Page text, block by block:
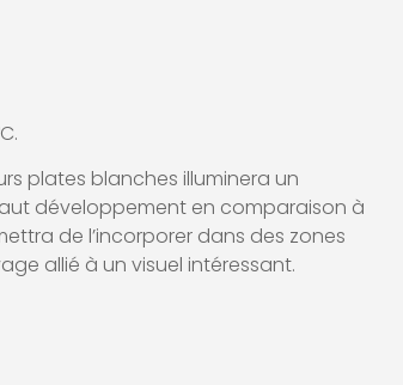
plates blanches illuminera un
développement en comparaison à
de l’incorporer dans des zones
allié à un visuel intéressant.